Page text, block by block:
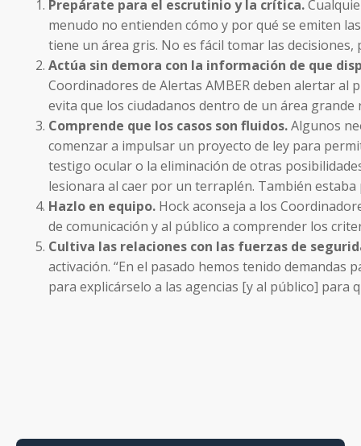
Prepárate para el escrutinio y la crítica.
menudo no entienden cómo y por qué se emiten
tiene un área gris. No es fácil tomar las
Actúa sin demora con la información de que
Coordinadores de Alertas AMBER deben alertar
evita que los ciudadanos dentro de un área
Comprende que los casos son fluidos.Algunos
comenzar a impulsar un proyecto de ley para
testigo ocular o la eliminación de otras
lesionara al caer por un terraplén. También
Hazlo en equipo. Hock aconseja a los
de comunicación y al público a comprender los
Cultiva las relaciones con las fuerzas de
activación. “En el pasado hemos tenido
para explicárselo a las agencias [y al público] para